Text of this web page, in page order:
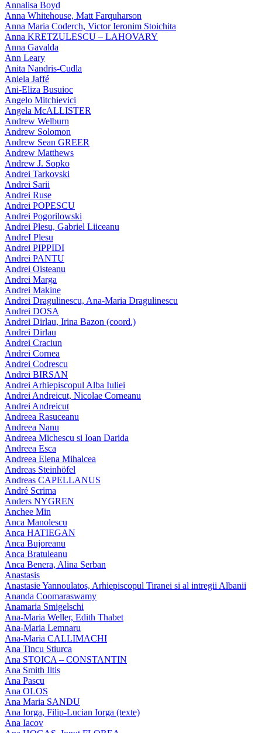
Annalisa Boyd
Anna Whitehouse, Matt Farquharson
Anna Maria Coderch, Victor Ieronim Stoichita
Anna KRETZULESCU – LAHOVARY
Anna Gavalda
Ann Leary
Anita Nandris-Cudla
Aniela Jaffé
Ani-Eliza Busuioc
Angelo Mitchievici
Angela McALLISTER
Andrew Welburn
Andrew Solomon
Andrew Sean GREER
Andrew Matthews
Andrew J. Sopko
Andrei Tarkovski
Andrei Sarii
Andrei Ruse
Andrei POPESCU
Andrei Pogorilowski
Andrei Plesu, Gabriel Liiceanu
AndreI Plesu
Andrei PIPPIDI
Andrei PANTU
Andrei Oisteanu
Andrei Marga
Andrei Makine
Andrei Dragulinescu, Ana-Maria Dragulinescu
Andrei DOSA
Andrei Dirlau, Irina Bazon (coord.)
Andrei Dirlau
Andrei Craciun
Andrei Cornea
Andrei Codrescu
Andrei BIRSAN
Andrei Arhiepiscopul Alba Iuliei
Andrei Andreicut, Nicolae Corneanu
Andrei Andreicut
Andreea Rasuceanu
Andreea Nanu
Andreea Michescu si Ioan Darida
Andreea Esca
Andreea Elena Mihalcea
Andreas Steinhöfel
Andreas CAPELLANUS
André Scrima
Anders NYGREN
Anchee Min
Anca Manolescu
Anca HATIEGAN
Anca Bujoreanu
Anca Bratuleanu
Anca Benera, Alina Serban
Anastasis
Anastasie Yannoulatos, Arhiepiscopul Tiranei si al intregii Albanii
Ananda Coomaraswamy
Anamaria Smigelschi
Ana-Maria Weller, Edith Thabet
Ana-Maria Lemnaru
Ana-Maria CALLIMACHI
Ana Tincu Stiurca
Ana STOICA – CONSTANTIN
Ana Smith Iltis
Ana Pascu
Ana OLOS
Ana Maria SANDU
Ana Iorga, Filip-Lucian Iorga (texte)
Ana Iacov